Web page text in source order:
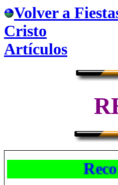
Volver a
Cristo
Artículos